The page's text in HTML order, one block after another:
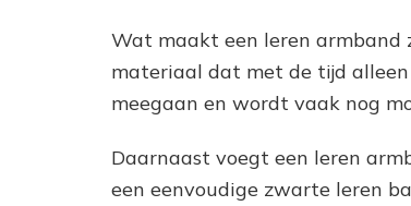
Wat maakt een leren armband
materiaal dat met de tijd
meegaan en wordt vaak nog
Daarnaast voegt een leren
een eenvoudige zwarte leren